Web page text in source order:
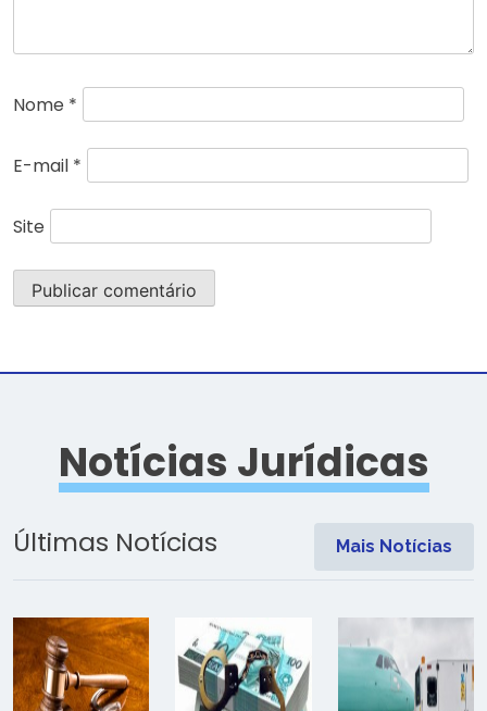
Nome *
E-mail *
Site
Notícias Jurídicas
Últimas Notícias Mais Notícias